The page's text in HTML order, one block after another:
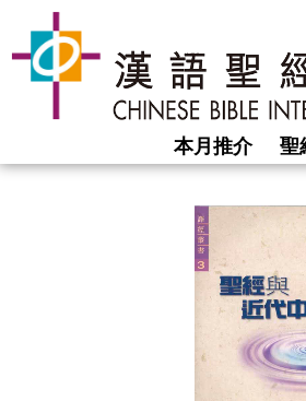
本月推介 聖